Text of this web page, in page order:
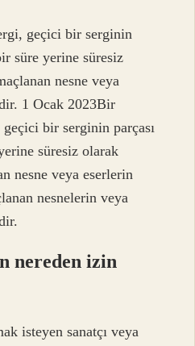
geçici bir serginin
süre yerine süresiz
nesne veya
1 Ocak 2023Bir
bir serginin parçası
süresiz olarak
nesne veya eserlerin
nesnelerin veya
nereden izin
isteyen sanatçı veya